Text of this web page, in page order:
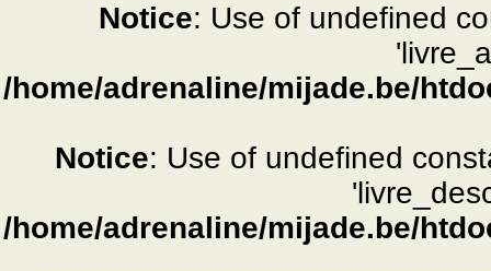
Notice: Use of undefined
/home/adrenaline/mijade.be/
Notice: Use of undefined
/home/adrenaline/mijade.be/